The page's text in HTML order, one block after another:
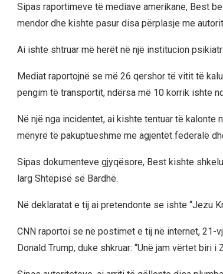
Sipas raportimeve të mediave amerikane, Best
mendor dhe kishte pasur disa përplasje me
Ai ishte shtruar më herët në një institucion
Mediat raportojnë se më 26 qershor të vitit të
pengim të transportit, ndërsa më 10 korrik ishte
Në një nga incidentet, ai kishte tentuar të kalonte
mënyrë të pakuptueshme me agjentët federalë
Sipas dokumenteve gjyqësore, Best kishte
larg Shtëpisë së Bardhë.
Në deklaratat e tij ai pretendonte se ishte “Jezu
CNN raportoi se në postimet e tij në internet, 21-
Donald Trump, duke shkruar: “Unë jam vërtet biri i